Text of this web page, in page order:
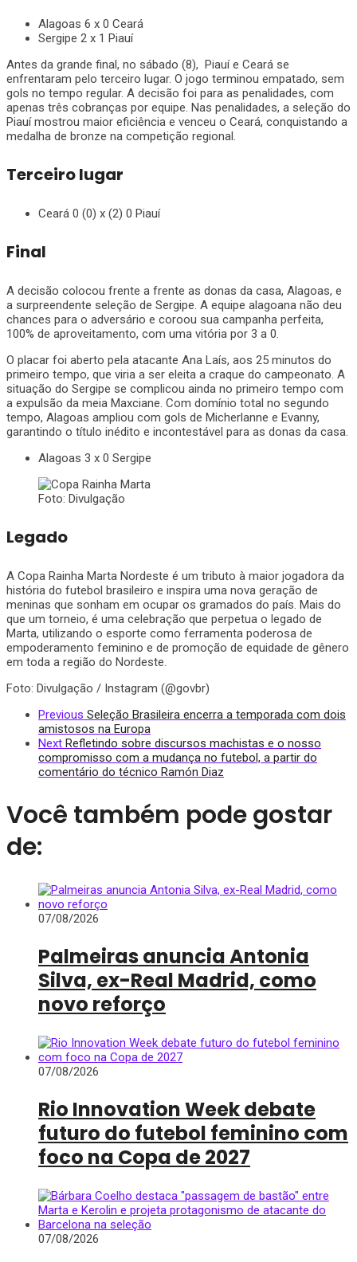
Alagoas 6 x 0 Ceará
Sergipe 2 x 1 Piauí
Antes da grande final, no sábado (8), Piauí e Ceará se
enfrentaram pelo terceiro lugar. O jogo terminou empatado, sem
gols no tempo regular. A decisão foi para as penalidades, com
apenas três cobranças por equipe. Nas penalidades, a seleção do
Piauí mostrou maior eficiência e venceu o Ceará, conquistando a
medalha de bronze na competição regional.
Terceiro lugar
Ceará 0 (0) x (2) 0 Piauí
Final
A decisão colocou frente a frente as donas da casa, Alagoas, e
a surpreendente seleção de Sergipe. A equipe alagoana não deu
chances para o adversário e coroou sua campanha perfeita,
100% de aproveitamento, com uma vitória por 3 a 0.
O placar foi aberto pela atacante Ana Laís, aos 25 minutos do
primeiro tempo, que viria a ser eleita a craque do campeonato. A
situação do Sergipe se complicou ainda no primeiro tempo com
a expulsão da meia Maxciane. Com domínio total no segundo
tempo, Alagoas ampliou com gols de Micherlanne e Evanny,
garantindo o título inédito e incontestável para as donas da casa.
Alagoas 3 x 0 Sergipe
Foto: Divulgação
Legado
A Copa Rainha Marta Nordeste é um tributo à maior jogadora da
história do futebol brasileiro e inspira uma nova geração de
meninas que sonham em ocupar os gramados do país. Mais do
que um torneio, é uma celebração que perpetua o legado de
Marta, utilizando o esporte como ferramenta poderosa de
empoderamento feminino e de promoção de equidade de gênero
em toda a região do Nordeste.
Foto: Divulgação / Instagram (@govbr)
Previous Seleção Brasileira encerra a temporada com dois
amistosos na Europa
Next Refletindo sobre discursos machistas e o nosso
compromisso com a mudança no futebol, a partir do
comentário do técnico Ramón Diaz
Você também pode gostar
de:
07/08/2026
Palmeiras anuncia Antonia
Silva, ex-Real Madrid, como
novo reforço
07/08/2026
Rio Innovation Week debate
futuro do futebol feminino com
foco na Copa de 2027
07/08/2026